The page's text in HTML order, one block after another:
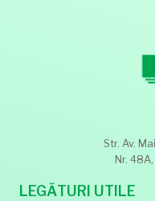
Str. Av.
Nr.
LEGĂTURI UTILE